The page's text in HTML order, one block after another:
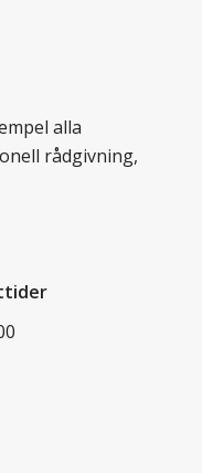
alla
rådgivning,